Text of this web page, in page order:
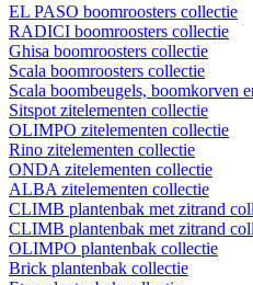
EL PASO boomroosters collectie
RADICI boomroosters collectie
Ghisa boomroosters collectie
Scala boomroosters collectie
Scala boombeugels, boomkorven
Sitspot zitelementen collectie
OLIMPO zitelementen collectie
Rino zitelementen collectie
ONDA zitelementen collectie
ALBA zitelementen collectie
CLIMB plantenbak met zitrand
CLIMB plantenbak met zitrand
OLIMPO plantenbak collectie
Brick plantenbak collectie